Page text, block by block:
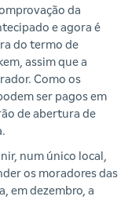
da
e agora é
do termo de
assim que a
Como os
ser pagos em
de abertura de
num único local,
os moradores das
em dezembro, a